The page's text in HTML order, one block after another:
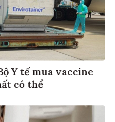
Y tế mua vaccine
có thể